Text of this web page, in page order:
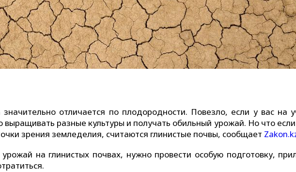
отличается по плодородности. Повезло, если у вас на
разные культуры и получать обильный урожай. Но что
зрения земледелия, считаются глинистые почвы, сообщает
на глинистых почвах, нужно провести особую подготовку,